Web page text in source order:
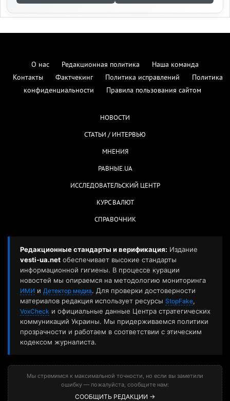
О нас Редакционная политика
Наша команда
Контакты
Фактчекинг Политика исправлений
Политика
конфиденциальности
Правила пользования сайтом
НОВОСТИ
СТАТЬИ / ИНТЕРВЬЮ
МНЕНИЯ
РАВНЫЕ.UA
ИССЛЕДОВАТЕЛЬСКИЙ ЦЕНТР
КУРС ВАЛЮТ
СПРАВОЧНИК
Редакционные стандарты и верификация: Издание
vesti-ua.net обеспечивает высокие стандарты
информационной гигиены. В процессе курации
новостей мы опираемся на методологию мониторинга
ИМИ и Детектор медиа. Для проверки достоверности
материалов редакция использует ресурсы StopFake,
VoxCheck и официальные данные Центра стратегических
коммуникаций Украины. Мы придерживаемся политики
прозрачности и работаем в соответствии с этическим
кодексом журналиста.
Мы стремимся к максимальной точности, но если вы заметили
ошибку — пожалуйста, сообщите нам:
СООБЩИТЬ РЕДАКЦИИ →